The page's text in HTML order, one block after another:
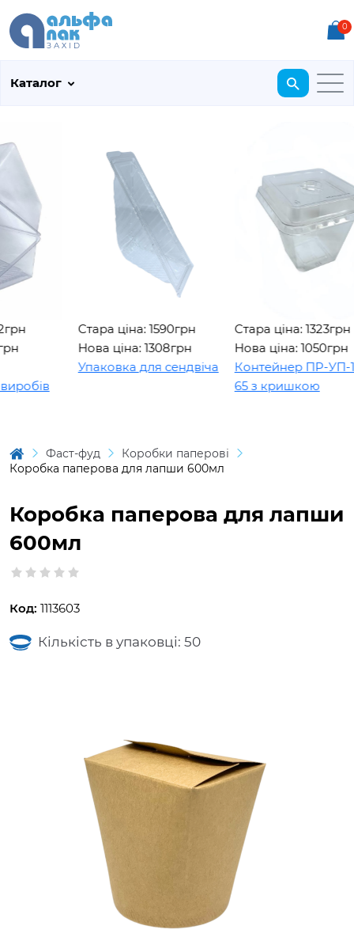
0
Каталог
Стара ціна: 1590грн
Нова ціна: 1308грн
Упаковка для сендвіча
Стара ціна: 1323грн
Нова ціна: 1050грн
Контейнер ПР-УП-
65 з кришкою
Фаст-фуд
Коробки паперові
Коробка паперова для лапши 600мл
Коробка паперова для лапши
600мл
Код: 1113603
Кількість в упаковці: 50